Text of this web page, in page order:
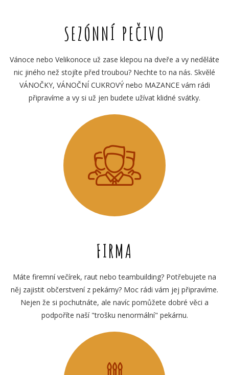
SEZÓNNÍ PEČIVO
Vánoce nebo Velikonoce už zase klepou na dveře a vy neděláte
nic jiného než stojíte před troubou? Nechte to na nás. Skvělé
VÁNOČKY, VÁNOČNÍ CUKROVÝ nebo MAZANCE vám rádi
připravíme a vy si už jen budete užívat klidné svátky.
FIRMA
Máte firemní večírek, raut nebo teambuilding? Potřebujete na
něj zajistit občerstvení z pekárny? Moc rádi vám jej připravíme.
Nejen že si pochutnáte, ale navíc pomůžete dobré věci a
podpoříte naší "trošku nenormální" pekárnu.